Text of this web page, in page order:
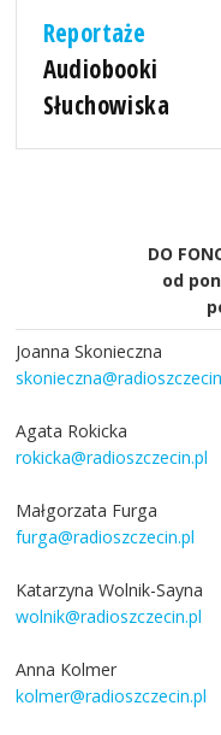
Reportaże
Audiobooki
Słuchowiska
DO
od
Joanna Skonieczna
Agata Rokicka
rokicka@radioszczecin.pl
Małgorzata Furga
furga@radioszczecin.pl
Katarzyna Wolnik-Sayna
wolnik@radioszczecin.pl
Anna Kolmer
kolmer@radioszczecin.pl